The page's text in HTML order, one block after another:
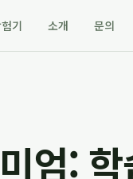
기 소개 문의
엄: